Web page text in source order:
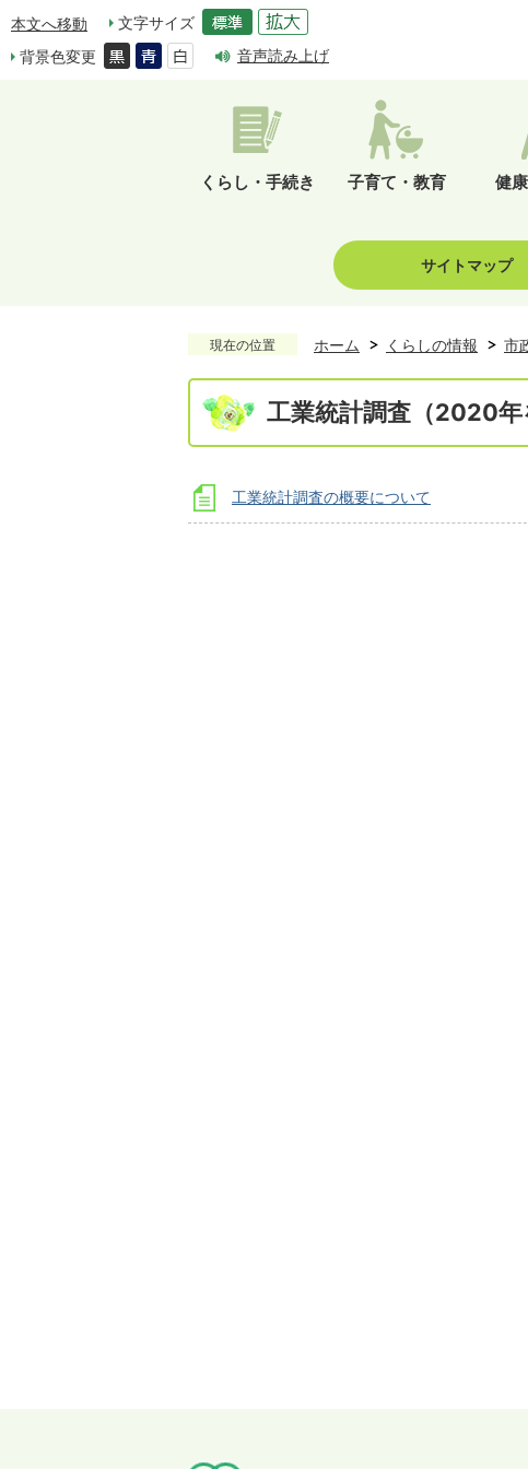
本文へ移動
文字サイズ
背景色変更
音声読み上げ
くらし・手続き 子育て・教育 健
サイトマップ
現在の位置 ホーム くらしの情報 市
工業統計調査（2020年
工業統計調査の概要について